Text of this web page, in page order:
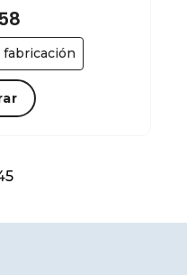
fabricación
5